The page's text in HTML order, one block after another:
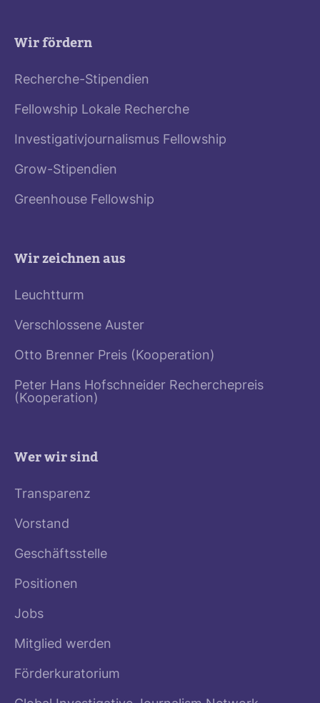
Wir fördern
Recherche-Stipendien
Fellowship Lokale Recherche
Investigativjournalismus Fellowship
Grow-Stipendien
Greenhouse Fellowship
Wir zeichnen aus
Leuchtturm
Verschlossene Auster
Otto Brenner Preis (Kooperation)
Peter Hans Hofschneider Recherchepreis
(Kooperation)
Wer wir sind
Transparenz
Vorstand
Geschäftsstelle
Positionen
Jobs
Mitglied werden
Förderkuratorium